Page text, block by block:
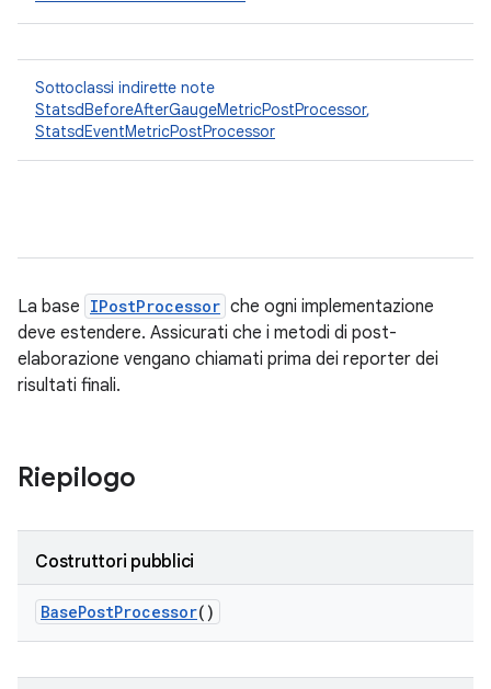
Sottoclassi indirette note
StatsdBeforeAfterGaugeMetricPostProcessor,
StatsdEventMetricPostProcessor
La base IPostProcessor che ogni implementazione
deve estendere. Assicurati che i metodi di post-
elaborazione vengano chiamati prima dei reporter dei
risultati finali.
Riepilogo
Costruttori pubblici
BasePostProcessor()